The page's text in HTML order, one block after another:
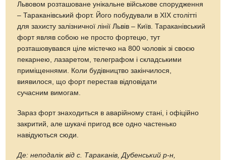
Львовом розташоване унікальне військове спорудження
– Тараканівський форт. Його побудували в XIX столітті
для захисту залізничної лінії Львів – Київ. Тараканівський
форт являв собою не просто фортецю, тут
розташовувався ціле містечко на 800 чоловік зі своєю
пекарнею, лазаретом, телеграфом і складськими
приміщеннями. Коли будівництво закінчилося,
виявилося, що форт перестав відповідати
сучасним вимогам.
Зараз форт знаходиться в аварійному стані, і офіційно
закритий, але шукачі пригод все одно частенько
навідуються сюди.
Де: неподалік від с. Тараканiв, Дубенський р-н,